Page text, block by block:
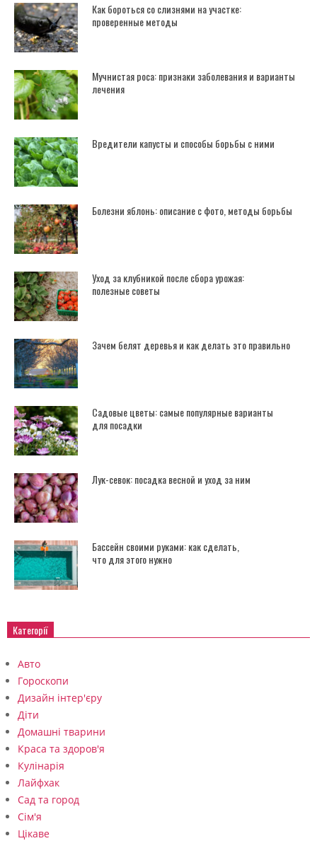
Как бороться со слизнями на участке:
проверенные методы
Мучнистая роса: признаки заболевания и варианты
лечения
Вредители капусты и способы борьбы с ними
Болезни яблонь: описание с фото, методы борьбы
Уход за клубникой после сбора урожая:
полезные советы
Зачем белят деревья и как делать это правильно
Садовые цветы: самые популярные варианты
для посадки
Лук-севок: посадка весной и уход за ним
Бассейн своими руками: как сделать,
что для этого нужно
Категорії
Авто
Гороскопи
Дизайн інтер'єру
Діти
Домашні тварини
Краса та здоров'я
Кулінарія
Лайфхак
Сад та город
Сім'я
Цікаве